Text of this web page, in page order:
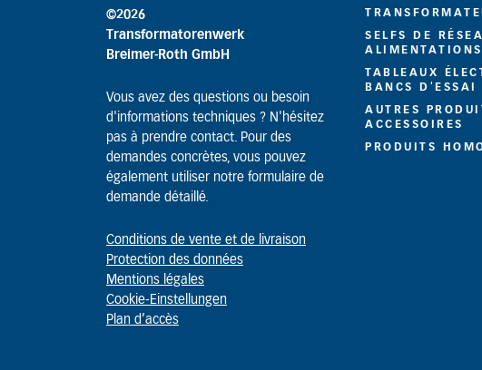
©2026
Transformatorenwerk
Breimer-Roth GmbH
Vous avez des questions ou besoin
d'informations techniques ? N'hésitez
pas à prendre contact. Pour des
demandes concrètes, vous pouvez
également utiliser notre formulaire de
demande détaillé.
Conditions de vente et de livraison
Protection des données
Mentions légales
Cookie-Einstellungen
Plan d’accès
SELFS DE
TABLEAUX
BANCS D'ESSAI
AUTRES
ACCESSOIRES
PRODUITS